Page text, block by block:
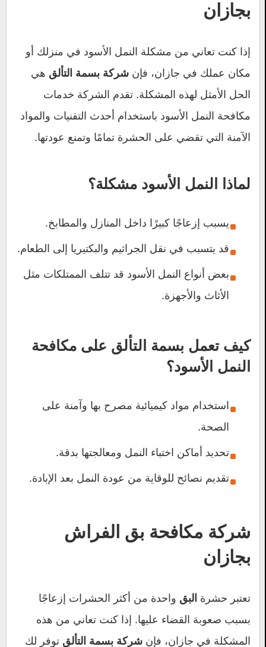
بجازان
إذا كنت تعاني من مشكلة النمل الأسود في منزلك أو
مكان عملك في جازان، فإن شركة بسمة التألق هي
الحل الأمثل لهذه المشكلة. تقدم الشركة خدمات
مكافحة النمل الأسود باستخدام أحدث التقنيات والمواد
الآمنة التي تقضي على الحشرة تمامًا وتمنع عودتها.
لماذا النمل الأسود مشكلة؟
يسبب إزعاجًا كبيرًا داخل المنازل والمطابخ.
قد يتسبب في نقل الجراثيم والبكتيريا إلى الطعام.
بعض أنواع النمل الأسود قد تتلف الممتلكات مثل
الأثاث والأجهزة.
كيف تعمل بسمة التألق على مكافحة
النمل الأسود؟
استخدام مواد كيميائية مصرح بها وآمنة على
الصحة.
تحديد أماكن اختباء النمل ومعالجتها بدقة.
تقديم نصائح للوقاية من عودة النمل بعد الإبادة.
شركة مكافحة بق الفراش
بجازان
تعتبر حشرة البق واحدة من أكثر الحشرات إزعاجًا
بسبب صعوبة القضاء عليها. إذا كنت تعاني من هذه
المشكلة في جازان، فإن شركة بسمة التألق توفر لك